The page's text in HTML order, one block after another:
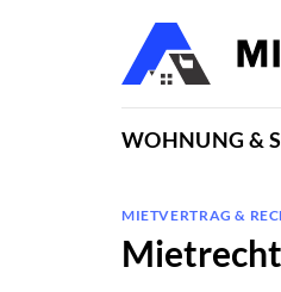
WOHNUNG &
MIETVERTRAG &